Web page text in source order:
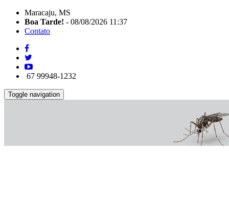
Maracaju, MS
Boa Tarde! - 08/08/2026 11:37
Contato
67 99948-1232
Toggle navigation